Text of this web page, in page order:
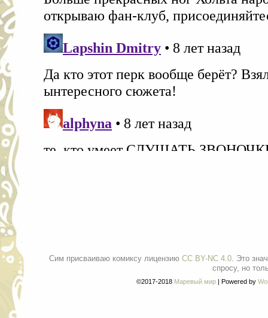
Сим присваиваю комиксу лицензию CC BY-NC 4.0. Это
спросу, но
©2017-2018 Маревый мир | Powered by